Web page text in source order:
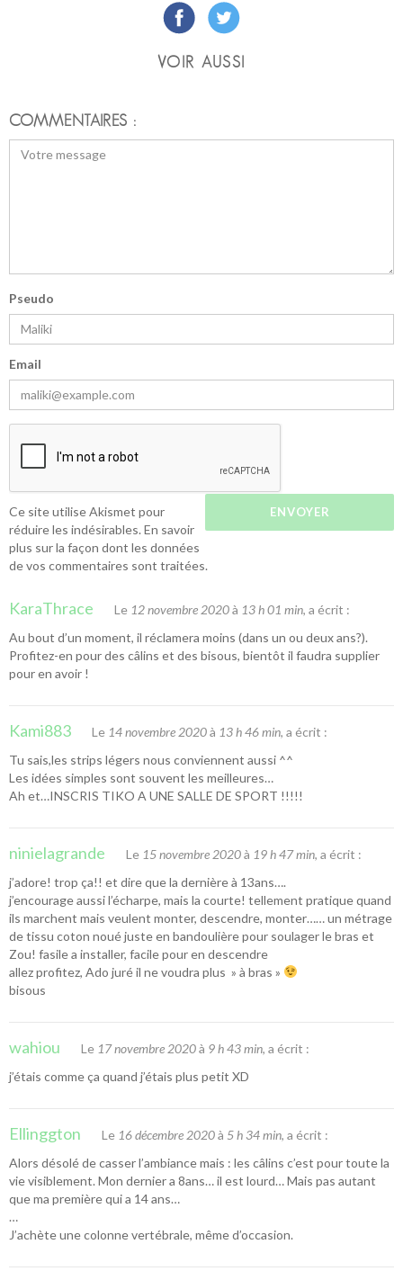
VOIR AUSSI
COMMENTAIRES :
Pseudo
Email
Ce site utilise Akismet pour
réduire les indésirables. En savoir
plus sur la façon dont les données
de vos commentaires sont traitées.
KaraThrace Le 12 novembre 2020à 13 h 01 min, a écrit :
Au bout d’un moment, il réclamera moins (dans un ou deux ans?).
Profitez-en pour des câlins et des bisous, bientôt il faudra supplier
pour en avoir !
Kami883 Le 14 novembre 2020à 13 h 46 min, a écrit :
Tu sais,les strips légers nous conviennent aussi ^^
Les idées simples sont souvent les meilleures…
Ah et…INSCRIS TIKO A UNE SALLE DE SPORT !!!!!
ninielagrande Le 15 novembre 2020à 19 h 47 min, a écrit :
j’adore! trop ça!! et dire que la dernière à 13ans….
j’encourage aussi l’écharpe, mais la courte! tellement pratique quand
ils marchent mais veulent monter, descendre, monter…… un métrage
de tissu coton noué juste en bandoulière pour soulager le bras et
Zou! fasile a installer, facile pour en descendre
allez profitez, Ado juré il ne voudra plus » à bras »
bisous
wahiou Le 17 novembre 2020à 9 h 43 min, a écrit :
j’étais comme ça quand j’étais plus petit XD
Ellinggton Le 16 décembre 2020à 5 h 34 min, a écrit :
Alors désolé de casser l’ambiance mais : les câlins c’est pour toute la
vie visiblement. Mon dernier a 8ans… il est lourd… Mais pas autant
que ma première qui a 14 ans…
…
J’achète une colonne vertébrale, même d’occasion.